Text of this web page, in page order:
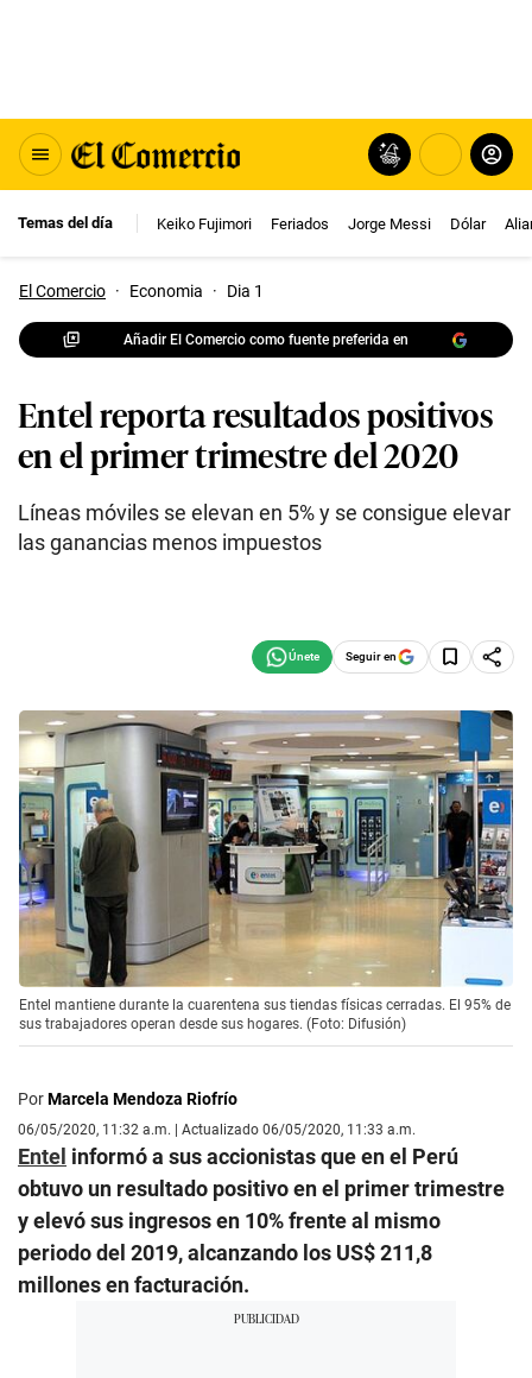
Temas del día Keiko Fujimori Feriados Jorge Messi Dólar
El Comercio · Economia · Dia 1
Añadir El Comercio como fuente preferida en
Entel reporta resultados positivos
en el primer trimestre del 2020
Líneas móviles se elevan en 5% y se consigue elevar
las ganancias menos impuestos
Seguir en
Entel mantiene durante la cuarentena sus tiendas físicas cerradas. El 95% de
sus trabajadores operan desde sus hogares. (Foto: Difusión)
PorMarcela Mendoza Riofrío
06/05/2020, 11:32 a.m. | Actualizado 06/05/2020, 11:33 a.m.
Entel informó a sus accionistas que en el Perú
obtuvo un resultado positivo en el primer trimestre
y elevó sus ingresos en 10% frente al mismo
periodo del 2019, alcanzando los US$ 211,8
millones en facturación.